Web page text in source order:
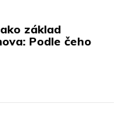
základ
Podle čeho